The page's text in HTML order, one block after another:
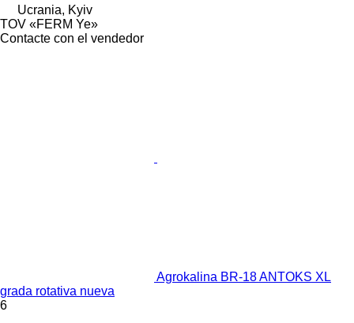
Ucrania, Kyiv
TOV «FERM Ye»
Contacte con el vendedor
Agrokalina BR-18 ANTOKS XL
grada rotativa nueva
6